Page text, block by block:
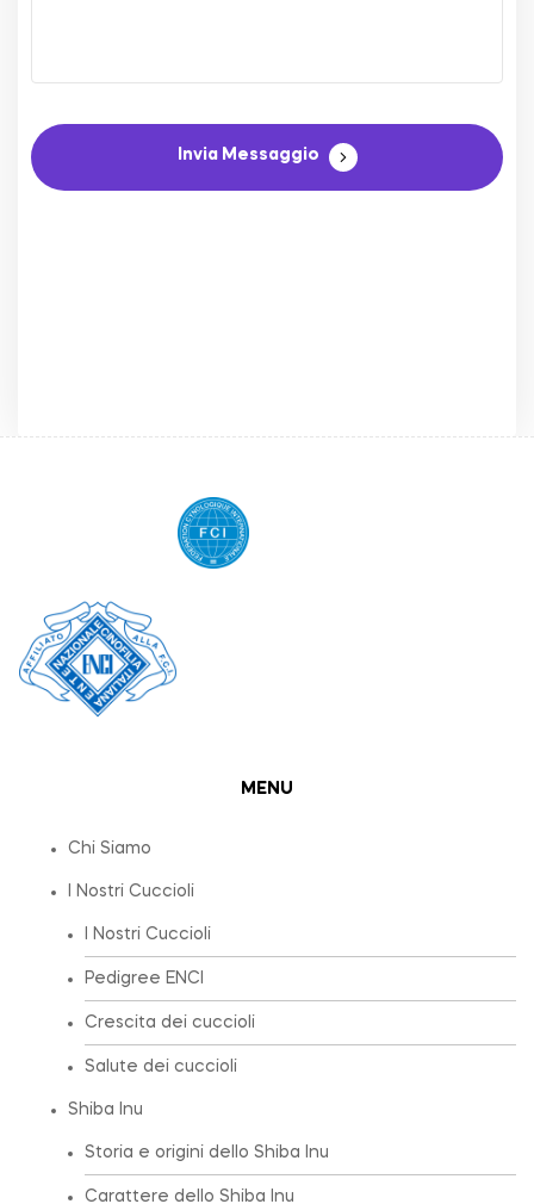
Invia Messaggio
MENU
Chi Siamo
I Nostri Cuccioli
I Nostri Cuccioli
Pedigree ENCI
Crescita dei cuccioli
Salute dei cuccioli
Shiba Inu
Storia e origini dello Shiba Inu
Carattere dello Shiba Inu